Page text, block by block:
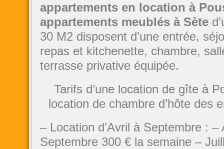
appartements en location à
appartements meublés à Sète
30 M2 disposent d’une entrée,
repas et kitchenette, chambre,
terrasse privative équipée.
Tarifs d’une location de gîte à
location de chambre d’hôte des
– Location d’Avril à Septembre : –
Septembre 300 € la semaine –